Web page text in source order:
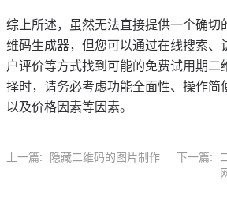
综上所述，虽然无法直接提供一个确切
维码生成器，但您可以通过在线搜索、
户评价等方式找到可能的免费试用期二
择时，请务必考虑功能全面性、操作简
以及价格因素等因素。
上一篇: 隐藏二维码的图片制作 下一篇: